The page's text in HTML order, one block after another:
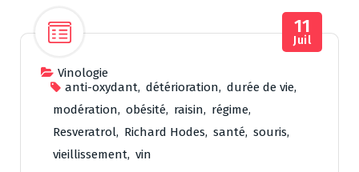
Vinologie
anti-oxydant, détérioration, durée de vie,
modération, obésité, raisin, régime,
Resveratrol, Richard Hodes, santé, souris,
vieillissement, vin
11
Juil